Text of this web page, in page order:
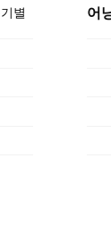
별 어